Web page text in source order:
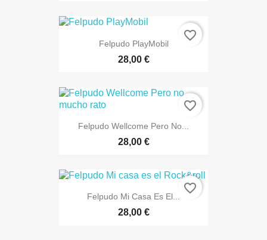
Felpudo PlayMobil
28,00 €
favorite_border
Felpudo Wellcome Pero No...
28,00 €
favorite_border
Felpudo Mi Casa Es El...
28,00 €
favorite_border